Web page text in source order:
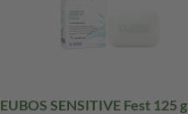
EUBOS SENSITIVE Fest 125 g